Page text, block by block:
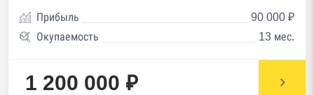
Прибыль
90 000 ₽
Окупаемость
13 мес.
1 200 000 ₽